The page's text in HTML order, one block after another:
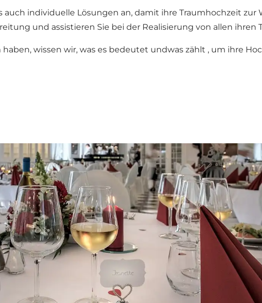
individuelle Lösungen an, damit ihre Traumhochzeit zur
und assistieren Sie bei der Realisierung von allen ihren
wissen wir, was es bedeutet undwas zählt , um ihre